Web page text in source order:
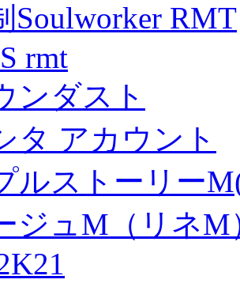
Soulworker RMT
rmt
ンダスト
タ アカウント
ルストーリー
ジュM（リネM